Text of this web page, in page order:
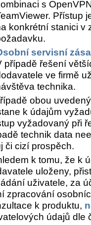
s
Přístup
konkrétní stanici v
servisní
případě řešení
ve firmě
technika.
obou
k údajům
vyžadovaný při
technik data
či cizí prospěch.
k tomu, že k
uloženy,
uživatele, za
zpracování
k produktu,
údajů dle